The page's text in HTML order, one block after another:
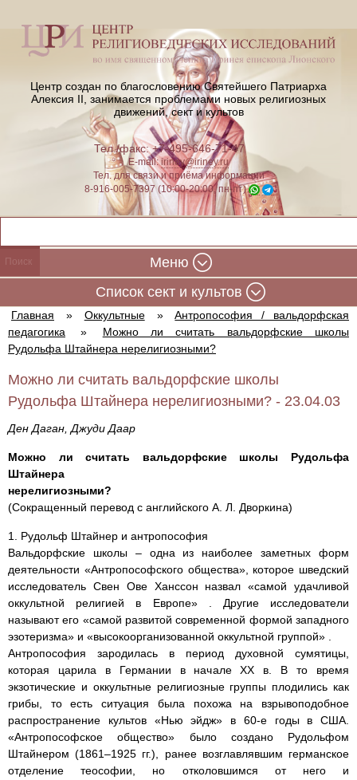
Центр создан по благословению Святейшего Патриарха
Алексия II, занимается проблемами новых религиозных
движений, сект и культов
Тел./факс: +7-495-646-71-47
E-mail:iriney@iriney.ru
Тел. для связи и приёма информации
8-916-005-7397 (10:00-20:00, пн-пт)
Меню
Cписок сект и культов
Главная » Оккультные »
Антропософия / вальдорфская
педагогика
»
Можно ли считать вальдорфские школы
Рудольфа Штайнера нерелигиозными?
Можно ли считать вальдорфские школы
Рудольфа Штайнера нерелигиозными? - 23.04.03
Ден Даган, Джуди Даар
Можно ли считать вальдорфские школы Рудольфа
Штайнера
нерелигиозными?
(Сокращенный перевод с английского А. Л. Дворкина)
1. Рудольф Штайнер и антропософия
Вальдорфские школы – одна из наиболее заметных форм
деятельности «Антропософского общества», которое шведский
исследователь Свен Ове Ханссон назвал «самой удачливой
оккультной религией в Европе» . Другие исследователи
называют его «самой развитой современной формой западного
эзотеризма» и «высокоорганизованной оккультной группой» .
Антропософия зародилась в период духовной сумятицы,
которая царила в Германии в начале ХХ в. В то время
экзотические и оккультные религиозные группы плодились как
грибы, то есть ситуация была похожа на взрывоподобное
распространение культов «Нью эйдж» в 60-е годы в США.
«Антропософское общество» было создано Рудольфом
Штайнером (1861–1925 гг.), ранее возглавлявшим германское
отделение теософии, но отколовшимся от него и